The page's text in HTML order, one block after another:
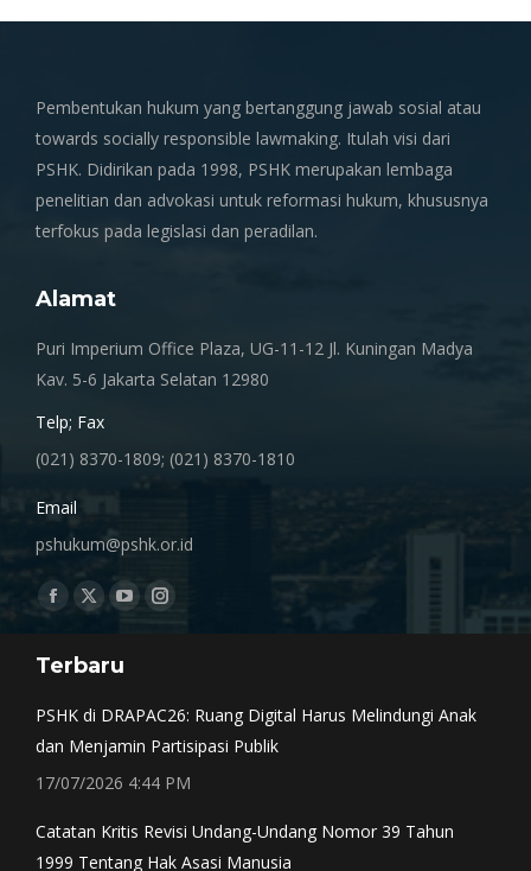
Pembentukan hukum yang bertanggung jawab sosial atau
towards socially responsible lawmaking. Itulah visi dari
PSHK. Didirikan pada 1998, PSHK merupakan lembaga
penelitian dan advokasi untuk reformasi hukum, khususnya
terfokus pada legislasi dan peradilan.
Alamat
Puri Imperium Office Plaza, UG-11-12 Jl. Kuningan Madya
Kav. 5-6 Jakarta Selatan 12980
Telp; Fax
(021) 8370-1809; (021) 8370-1810
Email
pshukum@pshk.or.id
Find us on:
Facebook
opens
window
X
opens
window
YouTube
opens
Instagram
window
Terbaru
PSHK di DRAPAC26: Ruang Digital Harus Melindungi Anak
dan Menjamin Partisipasi Publik
17/07/2026 4:44 PM
Catatan Kritis Revisi Undang-Undang Nomor 39 Tahun
1999 Tentang Hak Asasi Manusia